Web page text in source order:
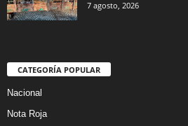
7 agosto, 2026
CATEGORÍA POPULAR
Nacional
Nota Roja